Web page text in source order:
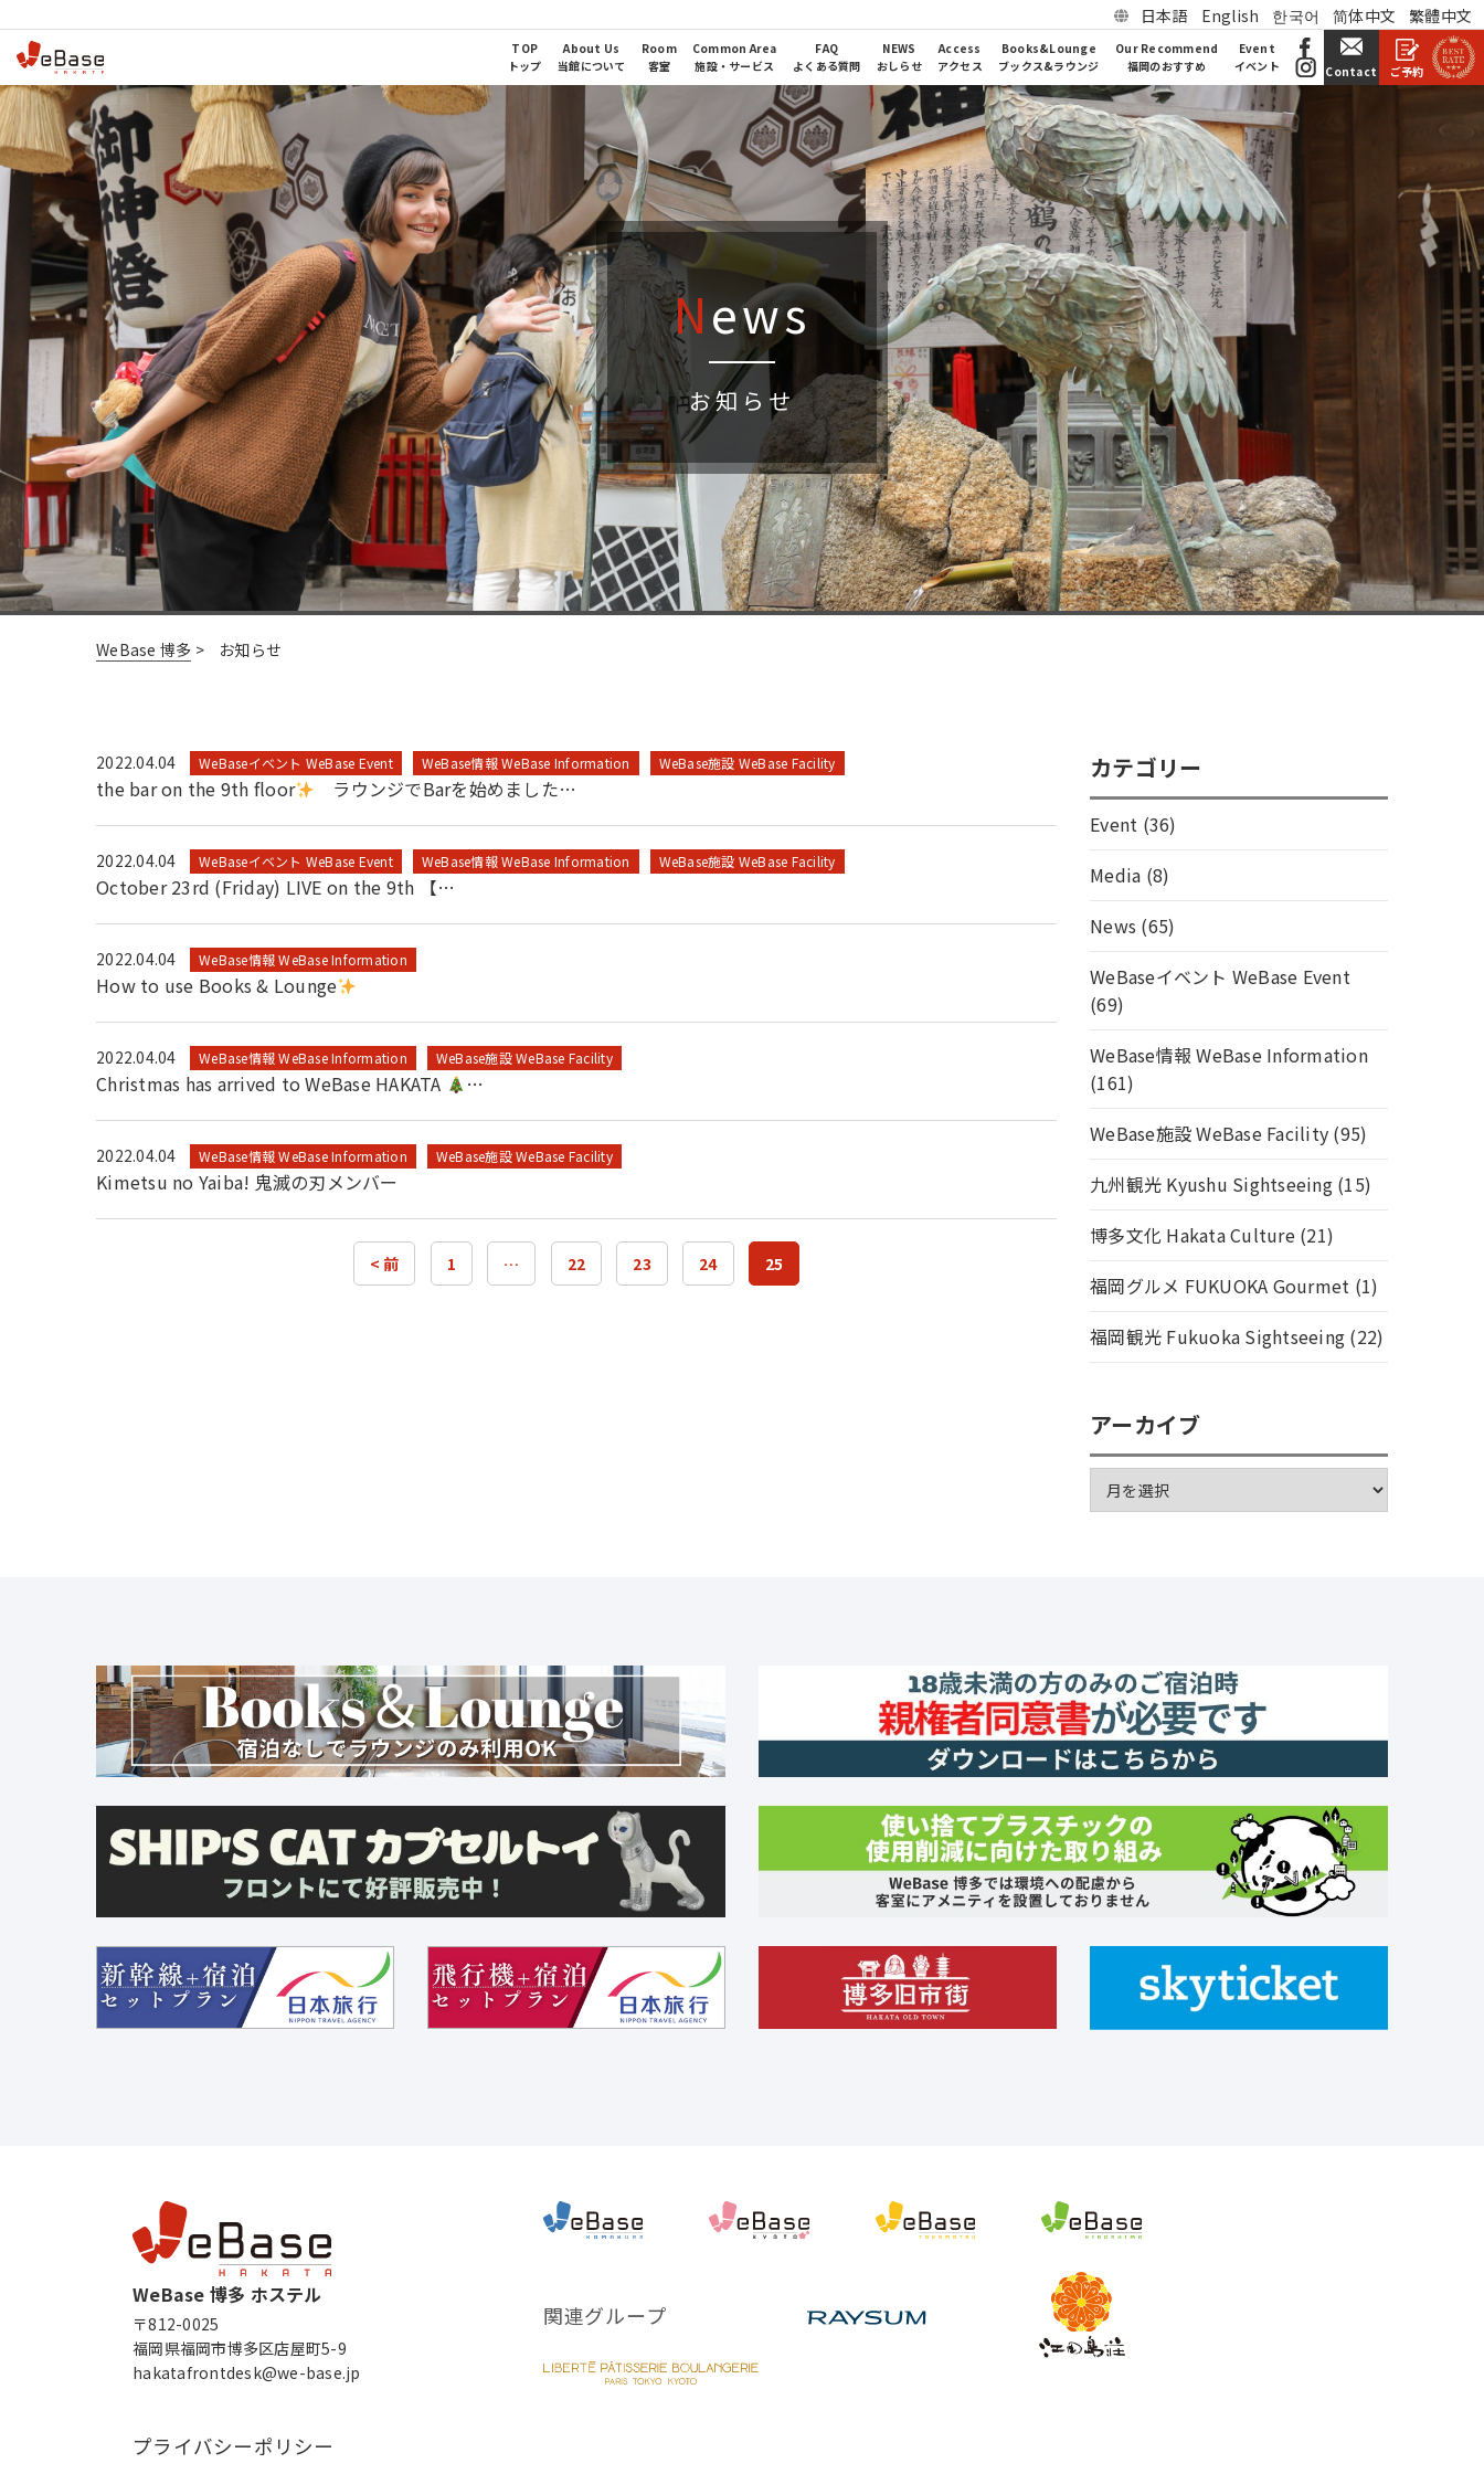
日本語 English 한국어 简体中文 繁體中文
ご予約
Contact
TOP
トップ
About Us
当館について
Room
客室
Common Area
施設・サービス
FAQ
よくある質問
NEWS
おしらせ
Access
アクセス
Books&Lounge
ブックス&ラウンジ
Our Recommend
福岡のおすすめ
Event
イベント
News
お知らせ
WeBase 博多 > お知らせ
2022.04.04 WeBaseイベント WeBase Event WeBase情報 WeBase Information WeBase施設 WeBase Facility
the bar on the 9th floor ラウンジでBarを始めました…
2022.04.04 WeBaseイベント WeBase Event WeBase情報 WeBase Information WeBase施設 WeBase Facility
October 23rd (Friday) LIVE on the 9th 【…
2022.04.04 WeBase情報 WeBase Information
How to use Books & Lounge
2022.04.04 WeBase情報 WeBase Information WeBase施設 WeBase Facility
Christmas has arrived to WeBase HAKATA …
2022.04.04 WeBase情報 WeBase Information WeBase施設 WeBase Facility
Kimetsu no Yaiba! 鬼滅の刃メンバー
< 前 1 … 22 23 24 25
カテゴリー
Event (36)
Media (8)
News (65)
WeBaseイベント WeBase Event
(69)
WeBase情報 WeBase Information
(161)
WeBase施設 WeBase Facility (95)
九州観光 Kyushu Sightseeing(15)
博多文化 Hakata Culture(21)
福岡グルメ FUKUOKA Gourmet (1)
福岡観光 Fukuoka Sightseeing (22)
アーカイブ
WeBase 博多 ホステル
〒812-0025
福岡県福岡市博多区店屋町5-9
hakatafrontdesk@we-base.jp
プライバシーポリシー
関連グループ